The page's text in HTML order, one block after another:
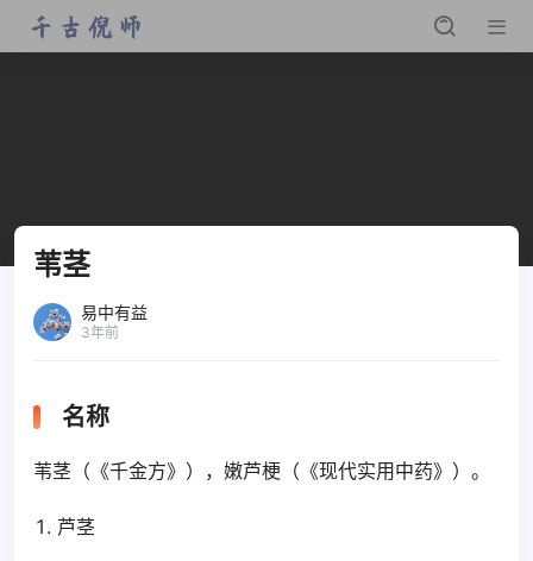
苇茎
易中有益
3年前
名称
苇茎（《千金方》），嫩芦梗（《现代实用中药》）。
芦茎